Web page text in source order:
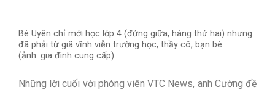
Bé Uyên chỉ mới học lớp 4 (đứng giữa, hàng thứ hai) nhưng
đã phải từ giã vĩnh viễn trường học, thầy cô, bạn bè
(ảnh: gia đình cung cấp).
Những lời cuối với phóng viên VTC News, anh Cường đề